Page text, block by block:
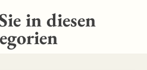
in diesen